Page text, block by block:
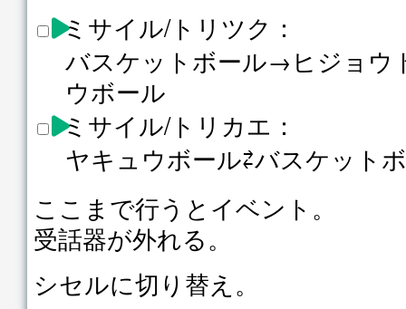
ミサイル/トリツク：
バスケットボール→ヒジョ
ウボール
ミサイル/トリカエ：
ヤキュウボール⇄バスケット
ここまで行うとイベント。
受話器が外れる。
シセルに切り替え。